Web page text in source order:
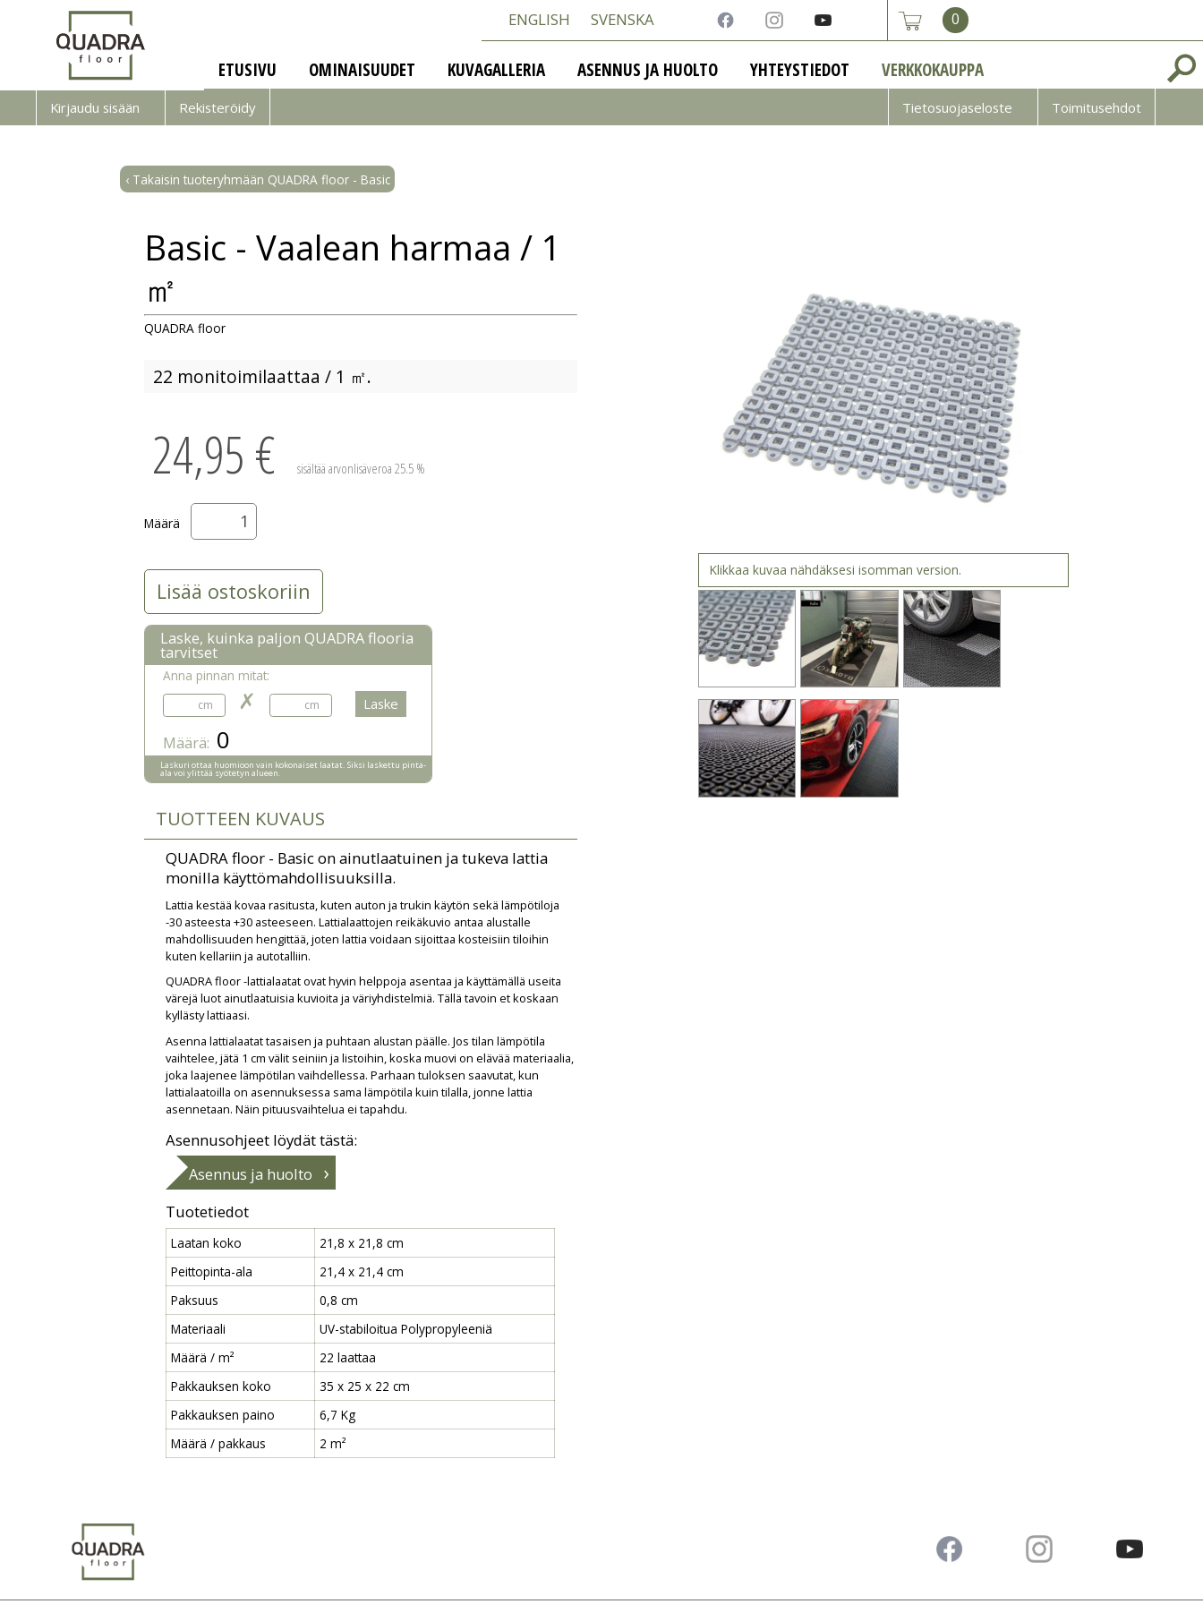
ENGLISH SVENSKA 0
ETUSIVU OMINAISUUDET KUVAGALLERIA ASENNUS JA HUOLTO YHTEYSTIEDOT VERKKOKAUPPA
Kirjaudu sisään Rekisteröidy Toimitusehdot
Tietosuojaseloste
‹ Takaisin tuoteryhmään QUADRA floor - Basic
Klikkaa kuvaa nähdäksesi isomman version.
Basic - Vaalean harmaa / 1
㎡
QUADRA floor
22 monitoimilaattaa / 1 ㎡.
24,95 € sisältää arvonlisäveroa 25.5 %
Määrä
Laske, kuinka paljon QUADRA flooria
tarvitset
Anna pinnan mitat:
✗
Määrä: 0
Laskuri ottaa huomioon vain kokonaiset laatat. Siksi laskettu pinta-
ala voi ylittää syötetyn alueen.
TUOTTEEN KUVAUS
QUADRA floor - Basic on ainutlaatuinen ja tukeva lattia
monilla käyttömahdollisuuksilla.
Lattia kestää kovaa rasitusta, kuten auton ja trukin käytön sekä lämpötiloja
-30 asteesta +30 asteeseen. Lattialaattojen reikäkuvio antaa alustalle
mahdollisuuden hengittää, joten lattia voidaan sijoittaa kosteisiin tiloihin
kuten kellariin ja autotalliin.
QUADRA floor -lattialaatat ovat hyvin helppoja asentaa ja käyttämällä useita
värejä luot ainutlaatuisia kuvioita ja väriyhdistelmiä. Tällä tavoin et koskaan
kyllästy lattiaasi.
Asenna lattialaatat tasaisen ja puhtaan alustan päälle. Jos tilan lämpötila
vaihtelee, jätä 1 cm välit seiniin ja listoihin, koska muovi on elävää materiaalia,
joka laajenee lämpötilan vaihdellessa. Parhaan tuloksen saavutat, kun
lattialaatoilla on asennuksessa sama lämpötila kuin tilalla, jonne lattia
asennetaan. Näin pituusvaihtelua ei tapahdu.
Asennusohjeet löydät tästä:
Asennus ja huolto
Tuotetiedot
Laatan koko
21,8 x 21,8 cm
Peittopinta-ala
21,4 x 21,4 cm
Paksuus
0,8 cm
Materiaali
UV-stabiloitua Polypropyleeniä
Määrä / m²
22 laattaa
Pakkauksen koko
35 x 25 x 22 cm
Pakkauksen paino
6,7 Kg
Määrä / pakkaus
2 m²